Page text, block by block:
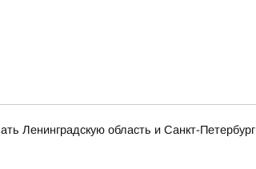
Ленинградскую область и Санкт-Петербург